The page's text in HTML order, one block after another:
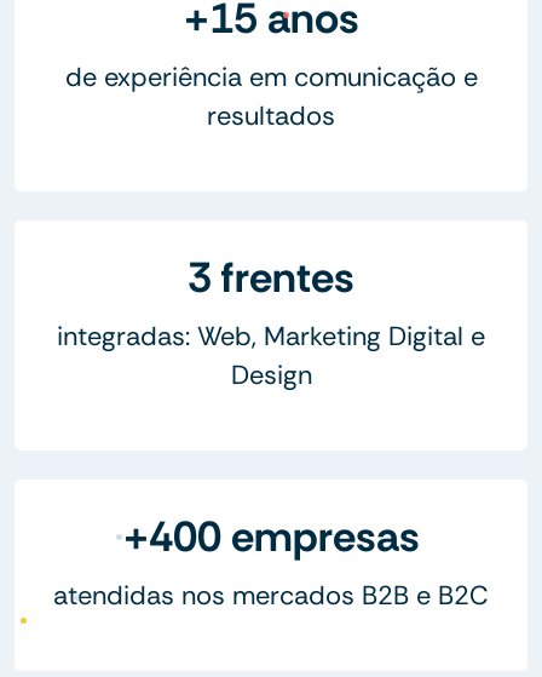
+15 anos
de experiência em comunicação e
resultados
3 frentes
integradas: Web, Marketing Digital e
Design
+400 empresas
atendidas nos mercados B2B e B2C